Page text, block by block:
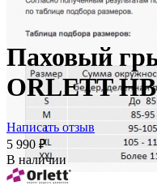
Паховый
ORLETT
Написать отзыв
5 990 ₽
В наличии